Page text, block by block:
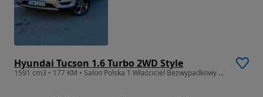
Hyundai Tucson 1.6 Turbo 2WD Style
1591 cm3 • 177 KM • Salon Polska 1 Właściciel Bezwypadkowy Full Led 18 Alu